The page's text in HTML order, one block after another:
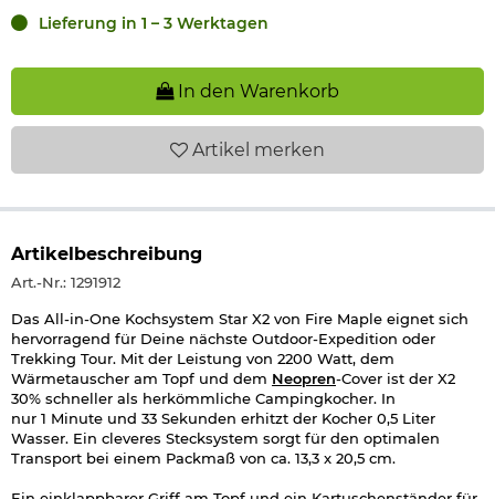
Lieferung in 1 – 3 Werktagen
In den Warenkorb
Artikel merken
Artikelbeschreibung
Art.-Nr.: 1291912
Das All-in-One Kochsystem Star X2 von Fire Maple eignet sich
hervorragend für Deine nächste Outdoor-Expedition oder
Trekking Tour. Mit der Leistung von 2200 Watt, dem
Wärmetauscher am Topf und dem Neopren-Cover ist der X2
30% schneller als herkömmliche Campingkocher. In
nur 1 Minute und 33 Sekunden erhitzt der Kocher 0,5 Liter
Wasser. Ein cleveres Stecksystem sorgt für den optimalen
Transport bei einem Packmaß von ca. 13,3 x 20,5 cm.